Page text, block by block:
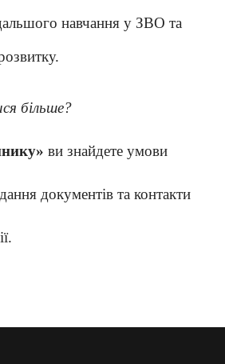
навчання у ЗВО та
більше?
ви знайдете умови
документів та контакти